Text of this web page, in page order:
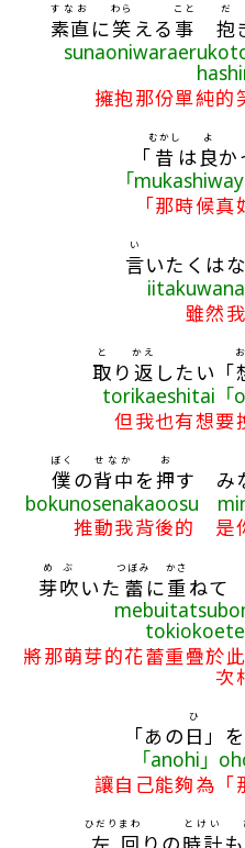
素直
すなお
に笑
わら
える事
こと
抱
だ
擁抱那份單純
「 昔
むかし
は 良
よ
か
「
「那時候
言
い
いたくは
雖然
取
と
り 返
かえ
したい「
torikaeshitai「
但我也有想要
僕
ぼく
の背中
せなか
を押
お
す み
bokunosenakaoosu
推動我背後的 是
芽吹
めぶ
いた 蕾
つぼみ
に重
かさ
ねて
將那萌芽的花蕾重疊於
次
「あの 日
ひ
」を
「anohi」
讓自己能夠為「
ひだり まわ とけい